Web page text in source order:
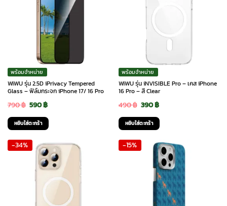
chosen
on
the
product
พร้อมจำหน่าย
WiWU รุ่น 2.5D iPrivacy Tempered
Glass – ฟิล์มกระจก iPhone 17/ 16 Pro
790฿ Original
price
was:
790 ฿.
590฿Current
price
is:
590 ฿.
หยิบใส่ตะกร้า
พร้อมจำหน่าย
WiWU รุ่น iNVISIBLE Pro – เคส iPhone
16 Pro – สี Clear
490฿ Original
price
was:
490 ฿.
390฿Current
price
is:
390 ฿.
หยิบใส่ตะกร้า
-34% -15%